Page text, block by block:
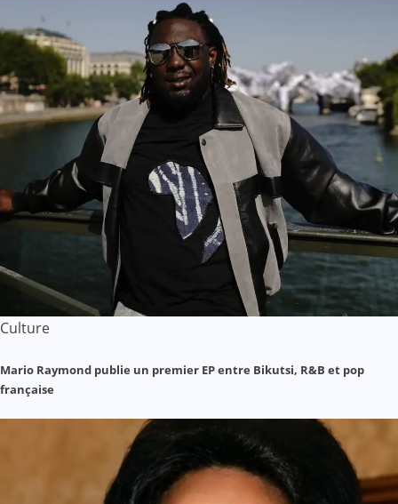
Culture
Mario Raymond publie un premier EP entre Bikutsi, R&B et pop
française